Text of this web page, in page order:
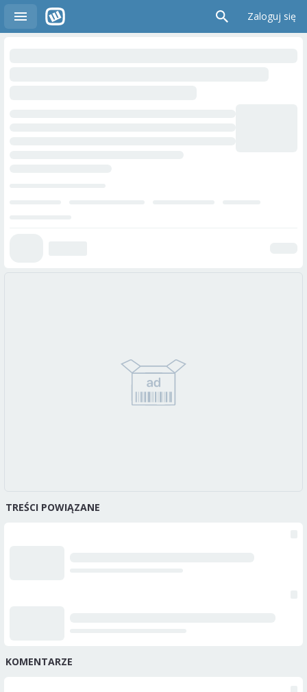
Zaloguj się
TREŚCI POWIĄZANE
KOMENTARZE